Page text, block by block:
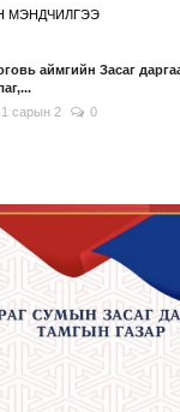
МЭНДЧИЛГЭЭ
аймгийн Засаг
1 сарын 2
0